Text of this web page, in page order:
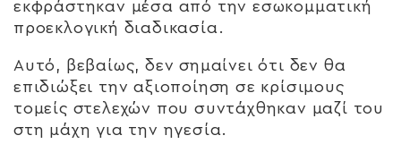
εκφράστηκαν μέσα από την εσωκομματική
προεκλογική διαδικασία.
Αυτό, βεβαίως, δεν σημαίνει ότι δεν θα
επιδιώξει την αξιοποίηση σε κρίσιμους
τομείς στελεχών που συντάχθηκαν μαζί του
στη μάχη για την ηγεσία.